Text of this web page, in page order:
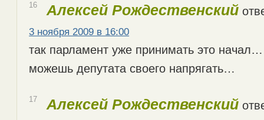
16 Алексей Рождественский
3 ноября 2009 в 16:00
так парламент уже принимать это начал…
можешь депутата своего напрягать…
17 Алексей Рождественский